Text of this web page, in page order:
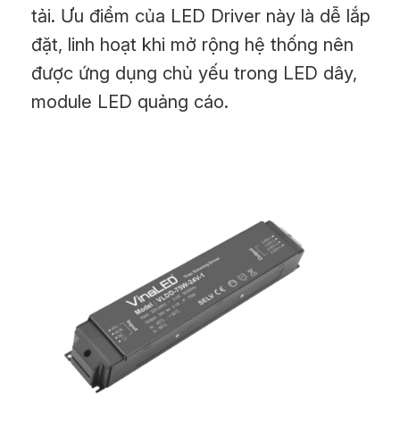
tải. Ưu điểm của LED Driver này là dễ lắp
đặt, linh hoạt khi mở rộng hệ thống nên
được ứng dụng chủ yếu trong LED dây,
module LED quảng cáo.